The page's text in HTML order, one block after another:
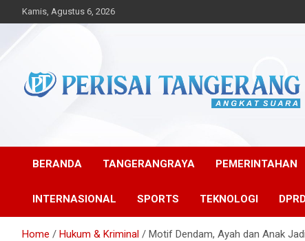
to
Kamis, Agustus 6, 2026
Angkat Suara
BERANDA TANGERANGRAYA PEMERINTAHAN
INTERNASIONAL SPORTS TEKNOLOGI
Home Hukum & Kriminal Motif Dendam, Ayah dan Anak